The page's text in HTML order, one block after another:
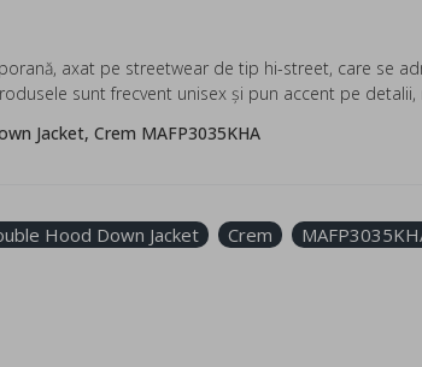
axat pe streetwear de tip hi-street, care se
sunt frecvent unisex şi pun accent pe
Jacket, Crem MAFP3035KHA
Hood Down Jacket Crem